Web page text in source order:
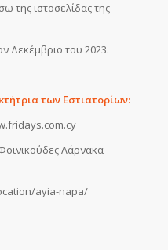
της ιστοσελίδας της
Δεκέμβριο του 2023.
των Εστιατορίων:
Λάρνακα
ayia-napa/